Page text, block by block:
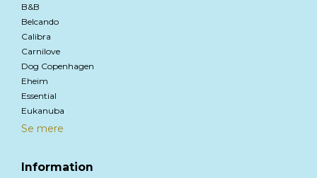
B&B
Belcando
Calibra
Carnilove
Dog Copenhagen
Eheim
Essential
Eukanuba
Se mere
Information